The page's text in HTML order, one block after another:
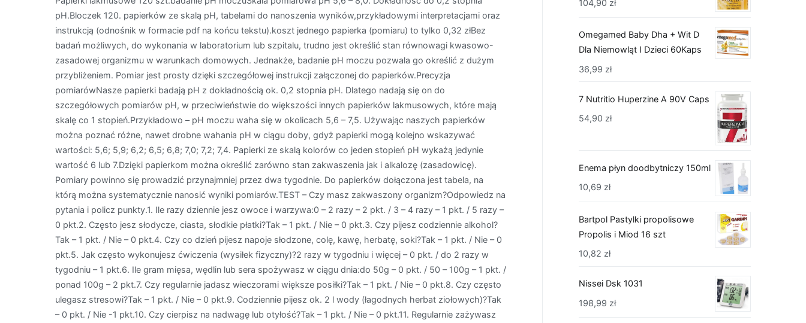
pH.Bloczek 120. papierków ze skalą pH, tabelami do nanoszenia wyników,przykładowymi interpretacjami oraz
instrukcją (odnośnik w formacie pdf na końcu tekstu).koszt jednego papierka (pomiaru) to tylko 0,32 złBez
badań możliwych, do wykonania w laboratorium lub szpitalu, trudno jest określić stan równowagi kwasowo-
zasadowej organizmu w warunkach domowych. Jednakże, badanie pH moczu pozwala go określić z dużym
przybliżeniem. Pomiar jest prosty dzięki szczegółowej instrukcji załączonej do papierków.Precyzja
pomiarówNasze papierki badają pH z dokładnością ok. 0,2 stopnia pH. Dlatego nadają się on do
szczegółowych pomiarów pH, w przeciwieństwie do większości innych papierków lakmusowych, które mają
skalę co 1 stopień.Przykładowo – pH moczu waha się w okolicach 5,6 – 7,5. Używając naszych papierków
można poznać różne, nawet drobne wahania pH w ciągu doby, gdyż papierki mogą kolejno wskazywać
wartości: 5,6; 5,9; 6,2; 6,5; 6,8; 7,0; 7,2; 7,4. Papierki ze skalą kolorów co jeden stopień pH wykażą jedynie
wartość 6 lub 7.Dzięki papierkom można określić zarówno stan zakwaszenia jak i alkalozę (zasadowicę).
Pomiary powinno się prowadzić przynajmniej przez dwa tygodnie. Do papierków dołączona jest tabela, na
którą można systematycznie nanosić wyniki pomiarów.TEST – Czy masz zakwaszony organizm?Odpowiedz na
pytania i policz punkty.1. Ile razy dziennie jesz owoce i warzywa:0 – 2 razy – 2 pkt. / 3 – 4 razy – 1 pkt. / 5 razy –
0 pkt.2. Często jesz słodycze, ciasta, słodkie płatki?Tak – 1 pkt. / Nie – 0 pkt.3. Czy pijesz codziennie alkohol?
Tak – 1 pkt. / Nie – 0 pkt.4. Czy co dzień pijesz napoje słodzone, colę, kawę, herbatę, soki?Tak – 1 pkt. / Nie – 0
pkt.5. Jak często wykonujesz ćwiczenia (wysiłek fizyczny)?2 razy w tygodniu i więcej – 0 pkt. / do 2 razy w
tygodniu – 1 pkt.6. Ile gram mięsa, wędlin lub sera spożywasz w ciągu dnia:do 50g – 0 pkt. / 50 – 100g – 1 pkt. /
ponad 100g – 2 pkt.7. Czy regularnie jadasz wieczorami większe posiłki?Tak – 1 pkt. / Nie – 0 pkt.8. Czy często
ulegasz stresowi?Tak – 1 pkt. / Nie – 0 pkt.9. Codziennie pijesz ok. 2 l wody (łagodnych herbat ziołowych)?Tak
– 0 pkt. / Nie -1 pkt.10. Czy cierpisz na nadwagę lub otyłość?Tak – 1 pkt. / Nie – 0 pkt.11. Regularnie zażywasz
104,90 zł
Omegamed Baby Dha + Wit D
Dla Niemowląt I Dzieci 60Kaps
36,99 zł
7 Nutritio Huperzine A 90V Caps
54,90 zł
Enema płyn doodbytniczy 150ml
10,69 zł
Bartpol Pastylki propolisowe
Propolis i Miod 16 szt
10,82 zł
Nissei Dsk 1031
198,99 zł